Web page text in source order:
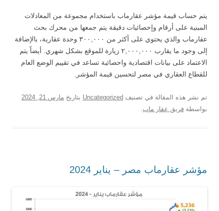
يتم حساب قيمة مؤشر عقارماب باستخدام مجموعة من المعادلات
المبنية على أرقام وإحصائيات دقيقة يتم جمعها من محرك بحث
عقارماب والذي يحتوي على أكثر من ٣٠٠,٠٠٠ وحدة عقارية، بالإضافة
إلى وجود ما يقارب ٢,٠٠٠,٠٠٠ زيارة للموقع بشكل شهري. أيضاً يتم
الاعتماد على بيانات اقتصادية واحصائية تساعد في تقييم الوضع العام
للقطاع العقاري في مصر لتحسين قيمة المؤشر.
تم نشر هذه المقالة في تصنيف Uncategorized بتاريخ مارس 21, 2024
بواسطة فريق عقار ماب.
مؤشر عقارماب مصر – يناير 2024